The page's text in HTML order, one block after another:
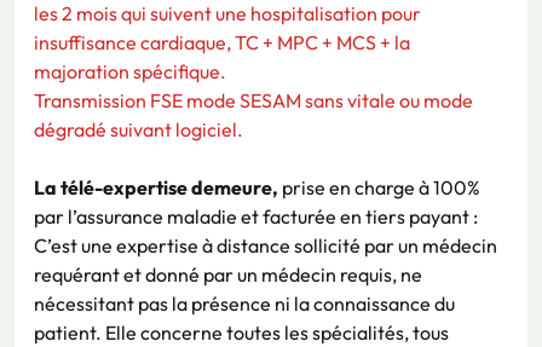
les 2 mois qui suivent une hospitalisation pour
insuffisance cardiaque, TC + MPC + MCS + la
majoration spécifique.
Transmission FSE mode SESAM sans vitale ou mode
dégradé suivant logiciel.
La télé-expertise demeure, prise en charge à 100%
par l’assurance maladie et facturée en tiers payant :
C’est une expertise à distance sollicité par un médecin
requérant et donné par un médecin requis, ne
nécessitant pas la présence ni la connaissance du
patient. Elle concerne toutes les spécialités, tous